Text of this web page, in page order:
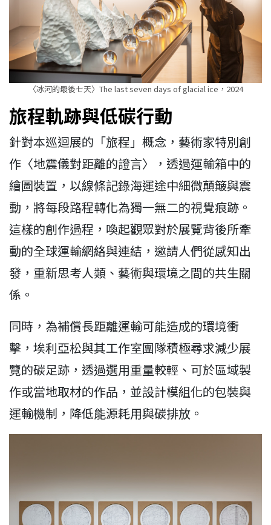
〈冰河的最後七天〉The last seven days of glacial ice，2024
旅程軌跡與低碳行動
針對本巡迴展的「旅程」概念，藝術家特別創
作〈地震儀對距離的證言〉，透過運輸箱中的
繪圖裝置，以線條記錄海運途中細微顛簸與震
動，將每段路程轉化為獨一無二的視覺痕跡。
這樣的創作過程，喚起觀眾對於展覽背後所牽
動的全球運輸網絡與連結，邀請人們從感知出
發，重新思考人類、藝術與環境之間的共生關
係。
同時，為補償長距離運輸可能造成的環境衝
擊，埃利亞松與其工作室團隊積極尋求減少展
覽的碳足跡，透過選用重量較輕、可於區域製
作或當地取材的作品，並設計模組化的包裝與
運輸機制，降低能源耗用與碳排放。